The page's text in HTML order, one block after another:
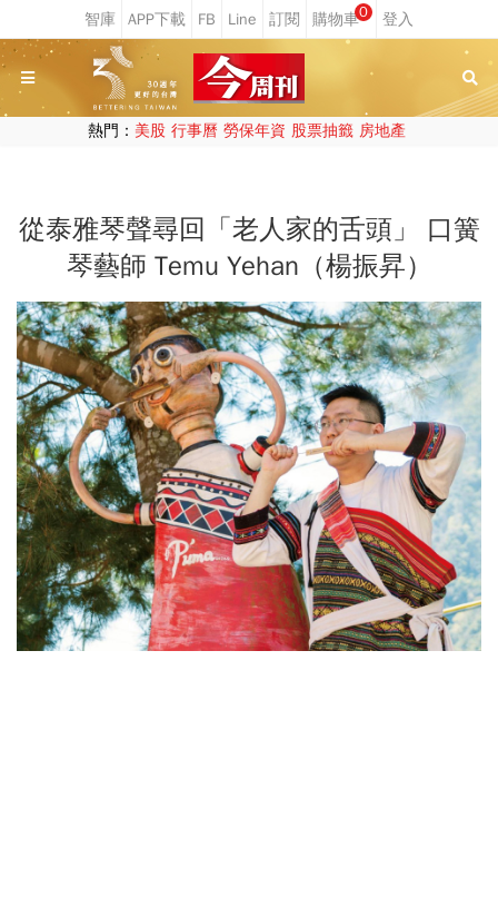
0
熱門： 美股 行事曆 勞保年資 股票抽籤 房地產
從泰雅琴聲尋回「老人家的舌頭」 口簧
琴藝師 Temu Yehan（楊振昇）